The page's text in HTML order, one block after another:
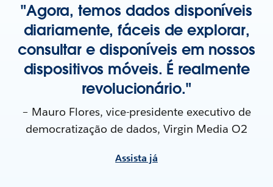
"Agora, temos dados disponíveis
diariamente, fáceis de explorar,
consultar e disponíveis em nossos
dispositivos móveis. É realmente
revolucionário."
– Mauro Flores, vice-presidente executivo de
democratização de dados, Virgin Media O2
Assista já